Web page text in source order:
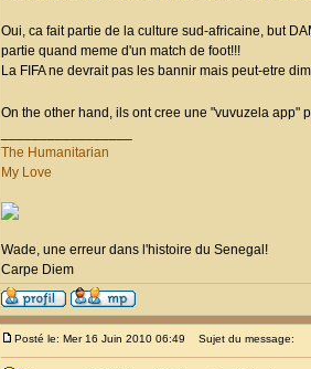
Oui, ca fait partie de la culture sud-africaine, but
partie quand meme d'un match de foot!!!
La FIFA ne devrait pas les bannir mais peut-etre
On the other hand, ils ont cree une "vuvuzela app"
The Humanitarian
My Love
Wade, une erreur dans l'histoire du Senegal!
Carpe Diem
Posté le: Mer 16 Juin 2010 06:49 Sujet du message: